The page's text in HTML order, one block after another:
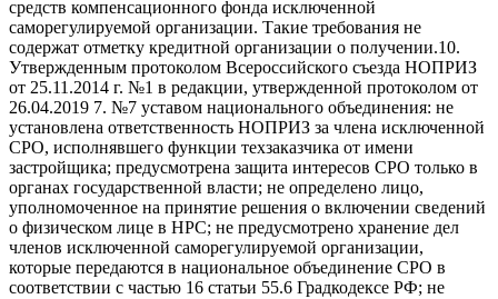
средств компенсационного фонда исключенной
саморегулируемой организации. Такие требования не
содержат отметку кредитной организации о получении.10.
Утвержденным протоколом Всероссийского съезда НОПРИЗ
от 25.11.2014 г. №1 в редакции, утвержденной протоколом от
26.04.2019 7. №7 уставом национального объединения: не
установлена ответственность НОПРИЗ за члена исключенной
СРО, исполнявшего функции техзаказчика от имени
застройщика; предусмотрена защита интересов СРО только в
органах государственной власти; не определено лицо,
уполномоченное на принятие решения о включении сведений
о физическом лице в НРС; не предусмотрено хранение дел
членов исключенной саморегулируемой организации,
которые передаются в национальное объединение СРО в
соответствии с частью 16 статьи 55.6 Градкодексе РФ; не